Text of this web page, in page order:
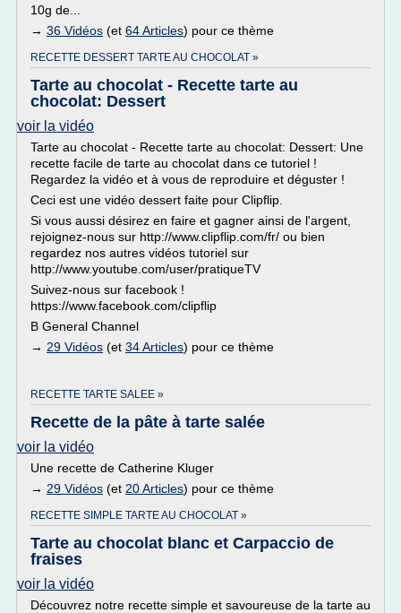
10g de...
→ 36 Vidéos (et 64 Articles) pour ce thème
RECETTE DESSERT TARTE AU CHOCOLAT »
Tarte au chocolat - Recette tarte au
chocolat: Dessert
voir la vidéo
Tarte au chocolat - Recette tarte au chocolat: Dessert: Une
recette facile de tarte au chocolat dans ce tutoriel !
Regardez la vidéo et à vous de reproduire et déguster !
Ceci est une vidéo dessert faite pour Clipflip.
Si vous aussi désirez en faire et gagner ainsi de l'argent,
rejoignez-nous sur http://www.clipflip.com/fr/ ou bien
regardez nos autres vidéos tutoriel sur
http://www.youtube.com/user/pratiqueTV
Suivez-nous sur facebook !
https://www.facebook.com/clipflip
B General Channel
→ 29 Vidéos (et 34 Articles) pour ce thème
RECETTE TARTE SALEE »
Recette de la pâte à tarte salée
voir la vidéo
Une recette de Catherine Kluger
→ 29 Vidéos (et 20 Articles) pour ce thème
RECETTE SIMPLE TARTE AU CHOCOLAT »
Tarte au chocolat blanc et Carpaccio de
fraises
voir la vidéo
Découvrez notre recette simple et savoureuse de la tarte au